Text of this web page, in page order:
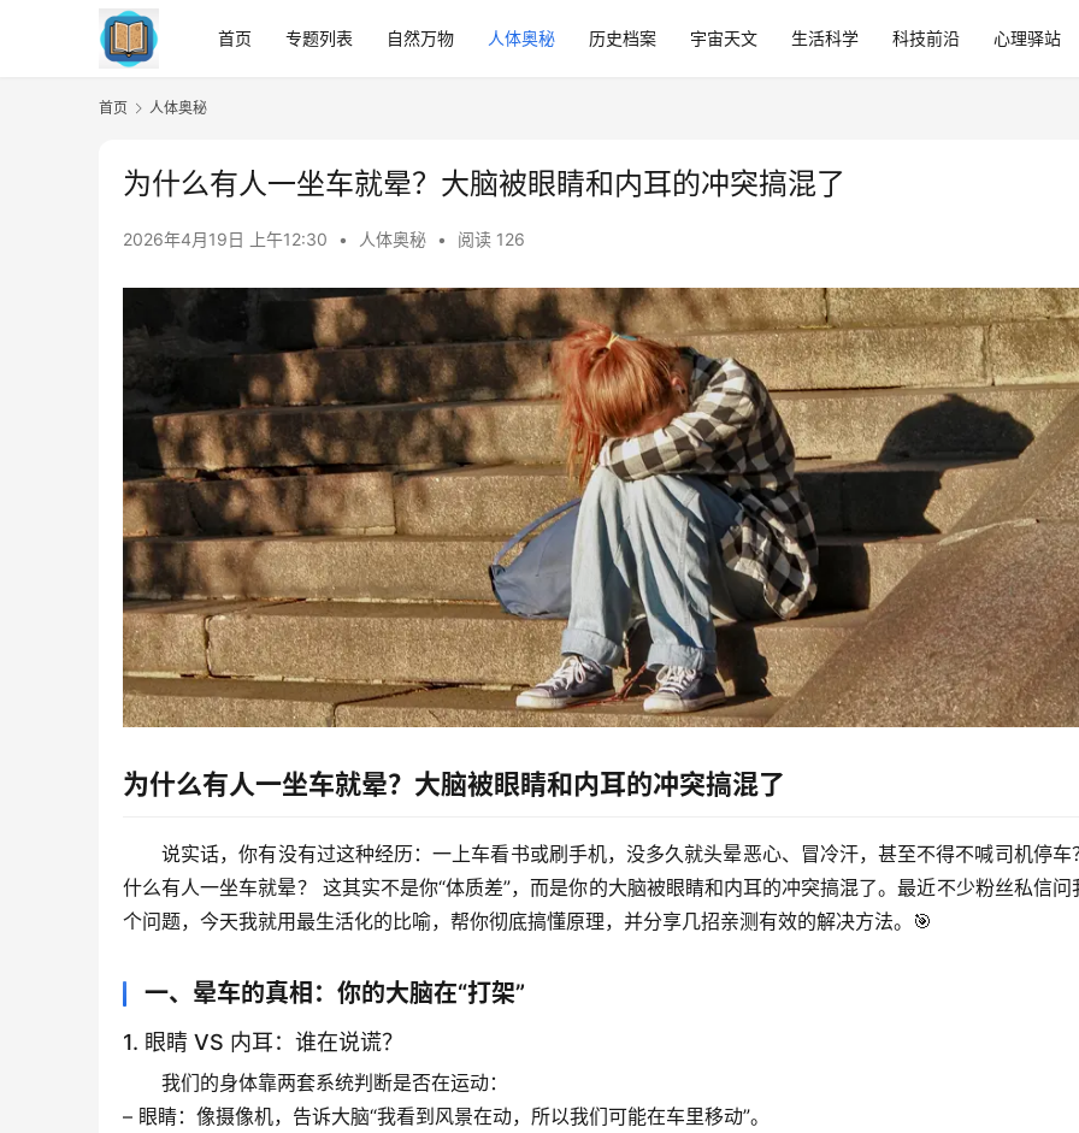
首页 专题列表 自然万物 人体奥秘 历史档案 宇宙天文 生活科学 科技前沿 心理驿站
首页 人体奥秘
为什么有人一坐车就晕？大脑被眼睛和内耳的冲突搞混了
2026年4月19日 上午12:30 • 人体奥秘 • 阅读 126
为什么有人一坐车就晕？大脑被眼睛和内耳的冲突搞混了
说实话，你有没有过这种经历：一上车看书或刷手机，没多久就头晕恶心、冒冷汗，甚至不得不喊司机停车
什么有人一坐车就晕？
这其实不是你“体质差”，而是你的大脑被眼睛和内耳的冲突搞混了。最近不少粉丝私信问
个问题，今天我就用最生活化的比喻，帮你彻底搞懂原理，并分享几招亲测有效的解决方法。🎯
一、晕车的真相：你的大脑在“打架”
1. 眼睛 VS 内耳：谁在说谎？
我们的身体靠两套系统判断是否在运动：
– 眼睛：像摄像机，告诉大脑“我看到风景在动，所以我们可能在车里移动”。